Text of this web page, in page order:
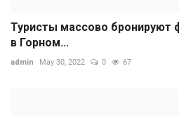
Туристы массово бронируют
в Горном...
admin May 30, 2022 0 67